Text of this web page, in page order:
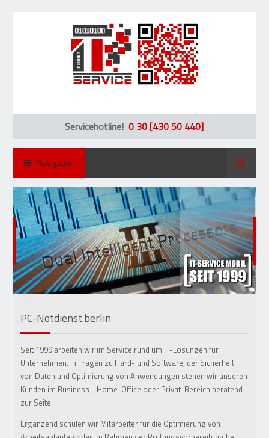
Servicehotline! 0 30 [430 50 440]
Suche
PC-Notdienst.berlin
Seit 1999 arbeiten wir im Service rund um IT-Lösungen für
Unternehmen. In Fragen zu Hard- und Software, der Sicherheit
von Daten und Optimierung von Anwendungen stehen wir unseren
Kunden im Business-, Home-Office oder Privat-Bereich beratend
zur Seite.
Ergänzend schulen wir Mitarbeiter für die Optimierung von